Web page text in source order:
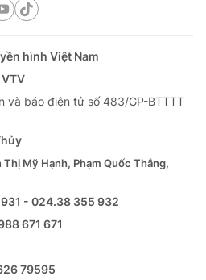
hình Việt Nam
và báo điện tử số 483/GP-BTTTT
Thị Mỹ Hạnh, Phạm Quốc Thắng,
- 024.38 355 932
671 671
79595